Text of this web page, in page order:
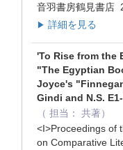
音羽書房鶴見書店
▶ 詳細を見る
'To Rise from the
"The Egyptian
Joyce's
Gindi and N.S.
（ 担当： 共著）
<I>Proceedings of
on Comparative